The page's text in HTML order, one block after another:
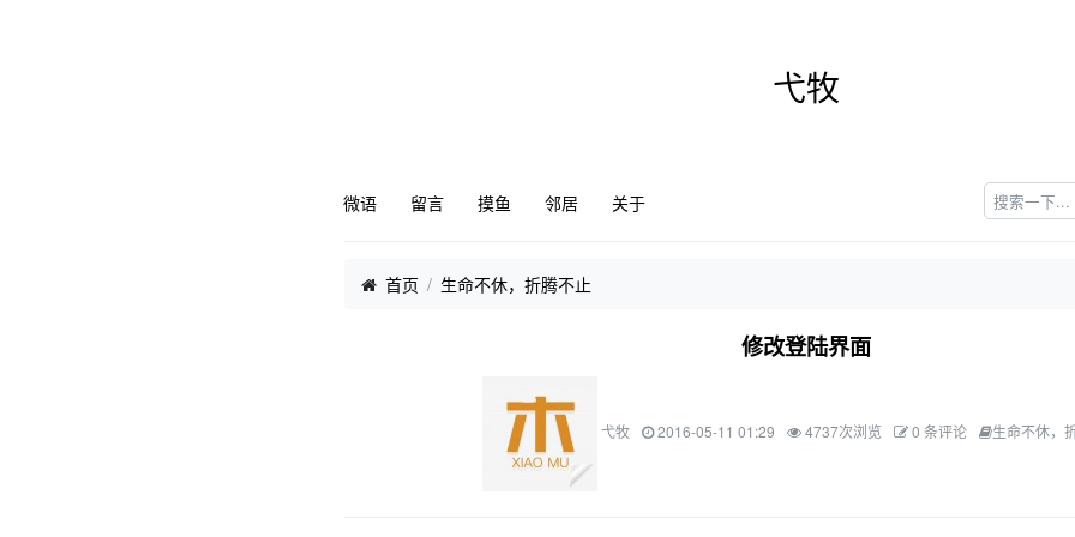
弋牧
微语 留言 摸鱼 邻居 关于
首页 生命不休，折腾不止
修改登陆界面
弋牧 2016-05-11 01:29 4737次浏览 0 条评论 生命不休，